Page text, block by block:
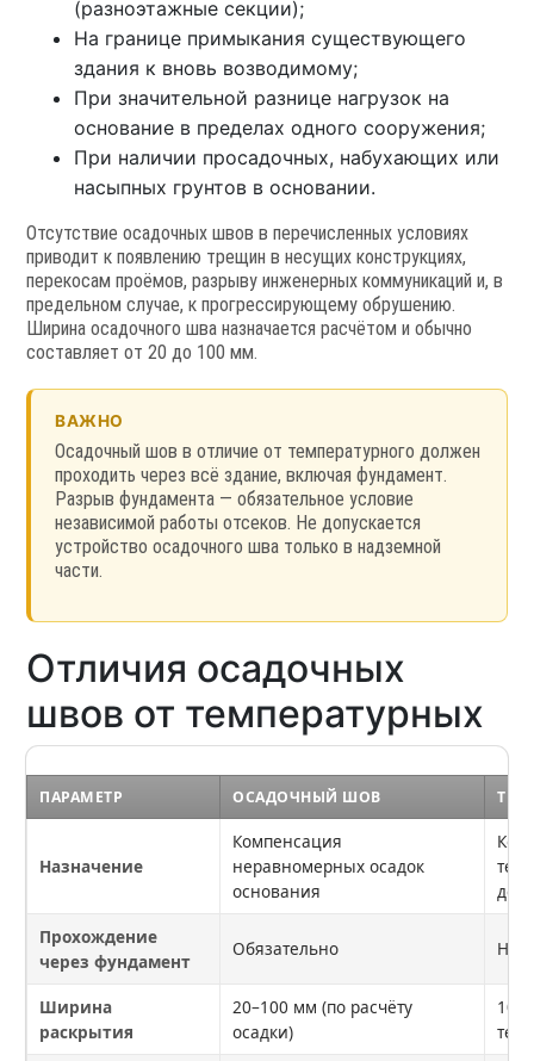
(разноэтажные секции);
На границе примыкания существующего
здания к вновь возводимому;
При значительной разнице нагрузок на
основание в пределах одного сооружения;
При наличии просадочных, набухающих или
насыпных грунтов в основании.
Отсутствие осадочных швов в перечисленных условиях
приводит к появлению трещин в несущих конструкциях,
перекосам проёмов, разрыву инженерных коммуникаций и, в
предельном случае, к прогрессирующему обрушению.
Ширина осадочного шва назначается расчётом и обычно
составляет от 20 до 100 мм.
ВАЖНО
Осадочный шов в отличие от температурного должен
проходить через всё здание, включая фундамент.
Разрыв фундамента — обязательное условие
независимой работы отсеков. Не допускается
устройство осадочного шва только в надземной
части.
Отличия осадочных
швов от температурных
ПАРАМЕТР ОСАДОЧНЫЙ ШОВ
Назначение
Компенсация
неравномерных осадок
основания
Прохождение
через фундамент
Обязательно Не
Ширина
раскрытия
20–100 мм (по расчёту
осадки)